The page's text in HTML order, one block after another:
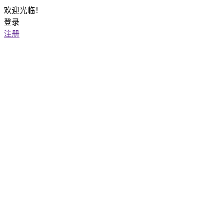
欢迎光临！
登录
注册